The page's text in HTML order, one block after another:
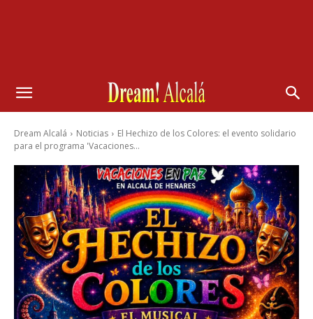
Dream Alcalá Noticias
El Hechizo de los Colores: el evento solidario
para el programa 'Vacaciones...